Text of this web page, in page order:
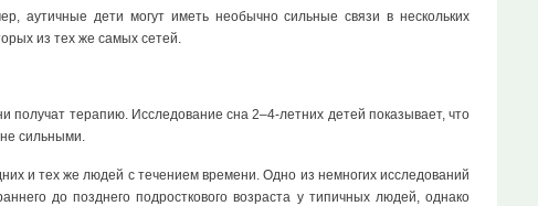
аутичные дети могут иметь необычно сильные связи в нескольких
из тех же самых сетей.
получат терапию. Исследование сна 2–4-летних детей показывает, что
сильными.
и тех же людей с течением времени. Одно из немногих исследований
до позднего подросткового возраста у типичных людей, однако